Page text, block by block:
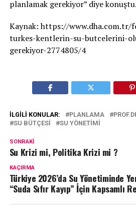
planlamak gerekiyor” diye konuştu.
Kaynak: https://
turkes-kentlerin-su-butcelerini-
gerekiyor-2774805/4
İLGILI KONULAR: PLANLAMA
SU BÜTÇESI
SU YÖNETIMI
SONRAKI
Su Krizi mi, Politika Krizi mi ?
KAÇIRMA
Türkiye 2026’da Su Yönetiminde
“Suda Sıfır Kayıp” İçin Kapsamlı